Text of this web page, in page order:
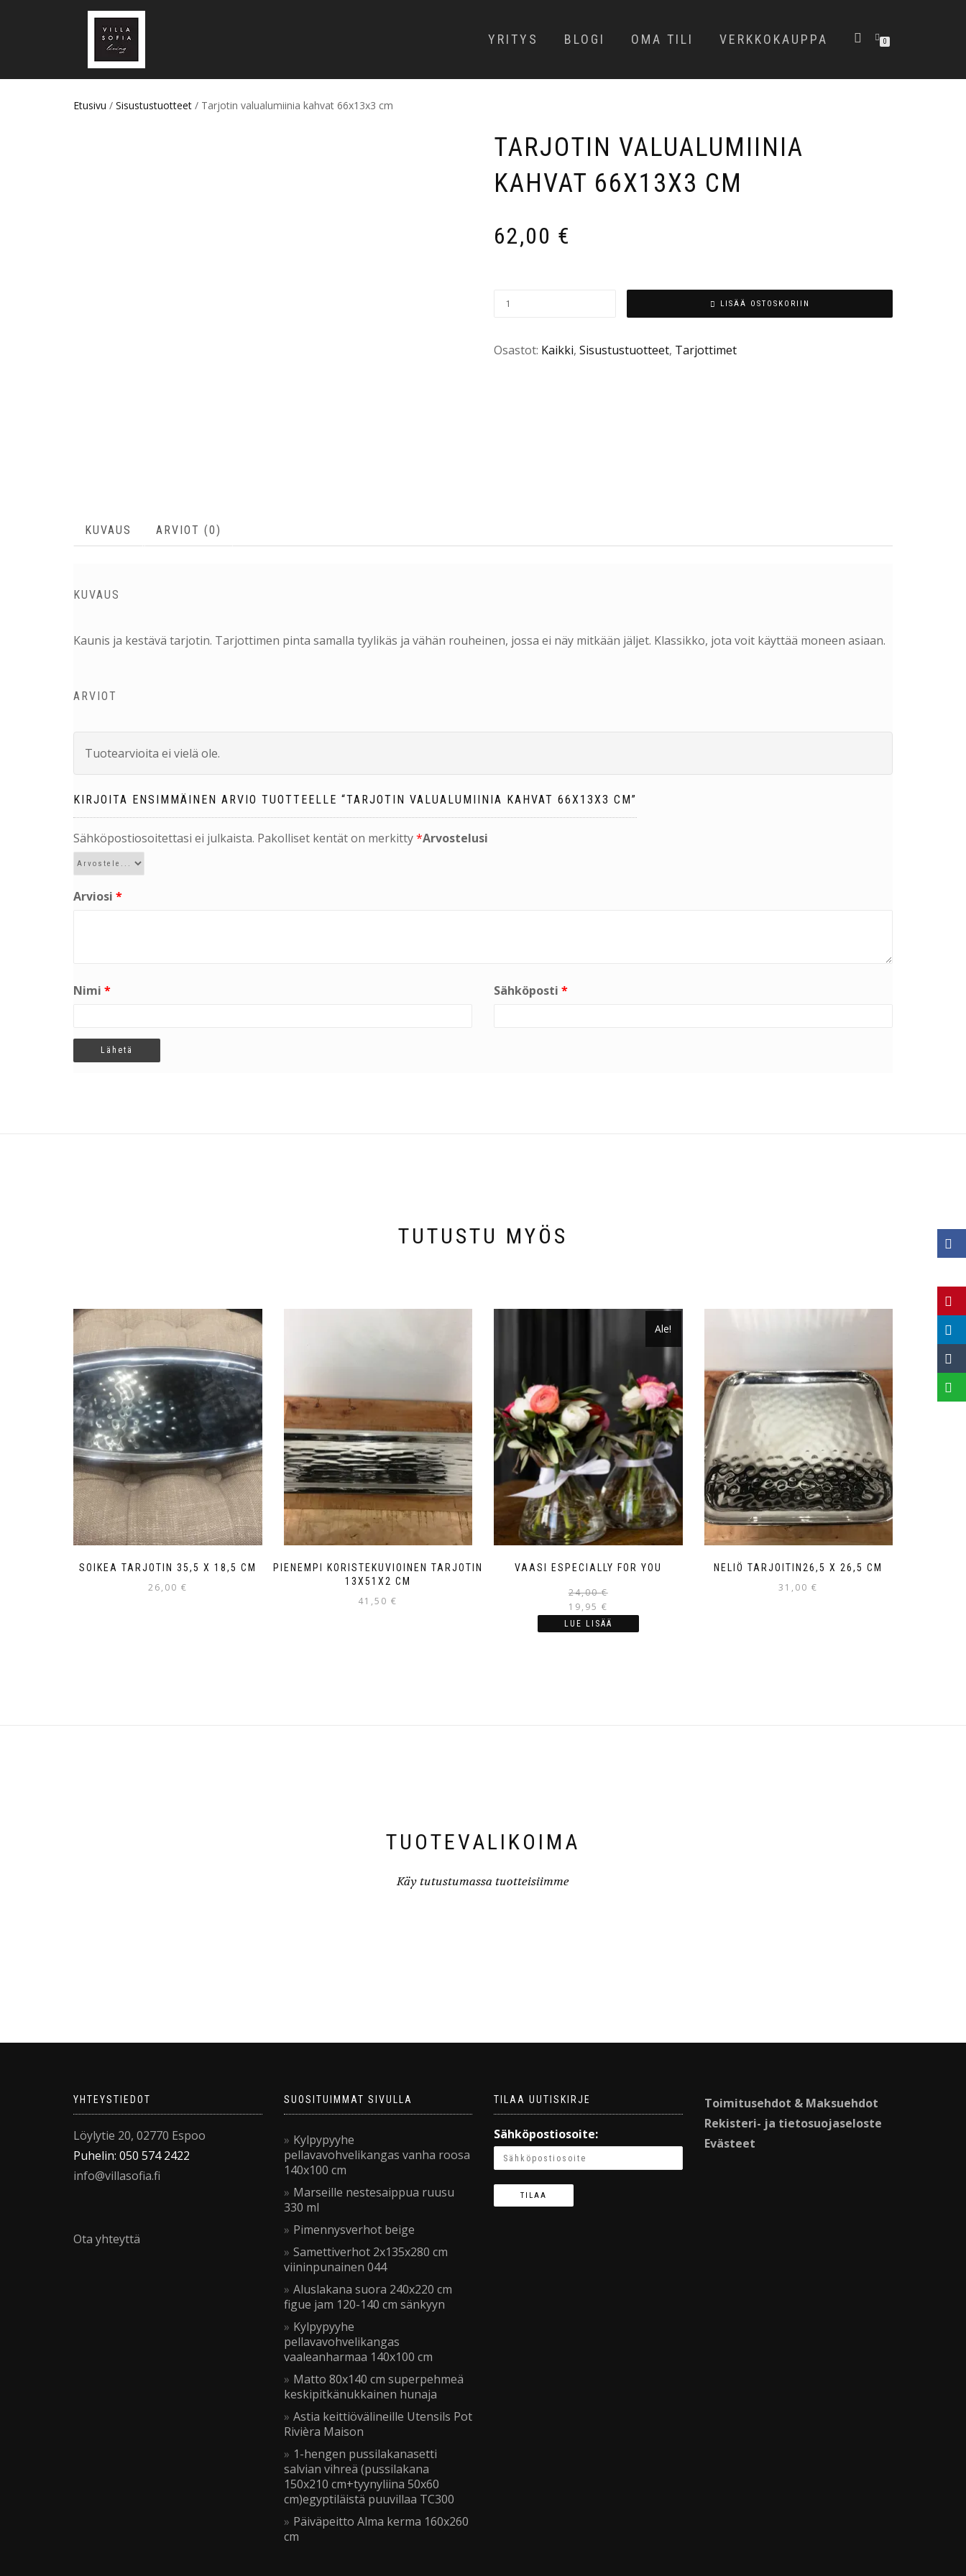
YRITYS BLOGI OMA TILI VERKKOKAUPPA 0
Etusivu / Sisustustuotteet / Tarjotin valualumiinia kahvat 66x13x3 cm
TARJOTIN VALUALUMIINIA
KAHVAT 66X13X3 CM
62,00 €
LISÄÄ OSTOSKORIIN
Osastot: Kaikki, Sisustustuotteet, Tarjottimet
KUVAUS ARVIOT (0)
KUVAUS
Kaunis ja kestävä tarjotin. Tarjottimen pinta samalla tyylikäs ja vähän rouheinen, jossa ei näy mitkään jäljet. Klassikko, jota voit käyttää moneen asiaan.
ARVIOT
Tuotearvioita ei vielä ole.
KIRJOITA ENSIMMÄINEN ARVIO TUOTTEELLE “TARJOTIN VALUALUMIINIA KAHVAT 66X13X3 CM”
Sähköpostiosoitettasi ei julkaista. Pakolliset kentät on merkitty*Arvostelusi
Arviosi *
Nimi * Sähköposti *
TUTUSTU MYÖS
SOIKEA TARJOTIN 35,5 X 18,5 CM
26,00 €
PIENEMPI KORISTEKUVIOINEN TARJOTIN
13X51X2 CM
41,50€
VAASI ESPECIALLY FOR YOU
Ale!
24,00€
19,95 €
LUE LISÄÄ
NELIÖ TARJOITIN26,5 X 26,5 CM
31,00€
TUOTEVALIKOIMA
Käy tutustumassa tuotteisiimme
YHTEYSTIEDOT
Löylytie 20, 02770 Espoo
Puhelin: 050 574 2422
info@villasofia.fi
Ota yhteyttä
SUOSITUIMMAT SIVULLA
Kylpypyyhe
pellavavohvelikangas vanha roosa
140x100 cm
Marseille nestesaippua ruusu
330 ml
Pimennysverhot beige
Samettiverhot 2x135x280 cm
viininpunainen 044
Aluslakana suora 240x220 cm
figue jam 120-140 cm sänkyyn
Kylpypyyhe
pellavavohvelikangas
vaaleanharmaa 140x100 cm
Matto 80x140 cm superpehmeä
keskipitkänukkainen hunaja
Astia keittiövälineille Utensils Pot
Rivièra Maison
1-hengen pussilakanasetti
salvian vihreä (pussilakana
150x210 cm+tyynyliina 50x60
cm)egyptiläistä puuvillaa TC300
Päiväpeitto Alma kerma 160x260
cm
TILAA UUTISKIRJE
Sähköpostiosoite:
Toimitusehdot & Maksuehdot
Rekisteri- ja tietosuojaseloste
Evästeet